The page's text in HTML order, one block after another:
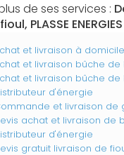
de ses services :
PLASSE ENERGIES
et livraison à
et livraison bûche de
et livraison bûche
d'énergie
et livraison de
achat et livraison de
d'énergie
gratuit livraison de